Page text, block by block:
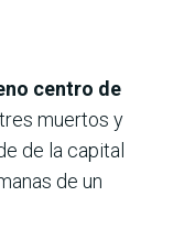
centro de
muertos y
de la capital
de un